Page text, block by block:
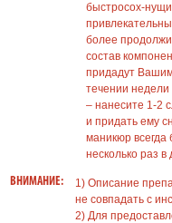
быстросох-
более
состав
придадут
течении недели
– нанесите 1-2
и придать ему
маникюр всегда
несколько раз в
ВНИМАНИЕ:
1) Описание
не совпадать с
2) Для